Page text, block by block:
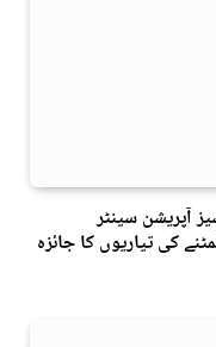
آپریشن سینٹر
کی تیاریوں کا جائزہ